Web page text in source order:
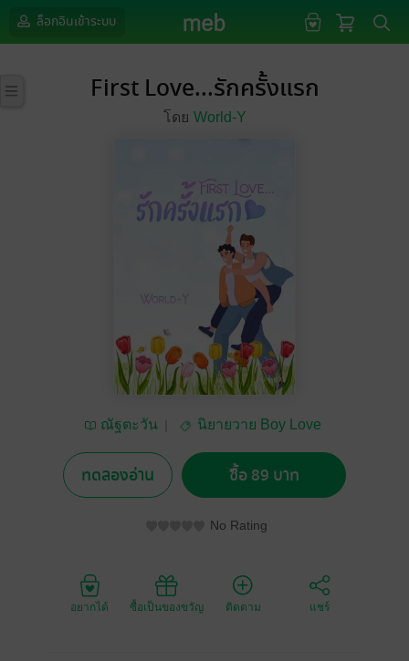
ล็อกอินเข้าระบบ
First Love...รักครั้งแรก
โดย World-Y
ณัฐตะวัน
นิยายวาย Boy Love
ทดลองอ่าน ซื้อ 89 บาท
No Rating
อยากได้ ซื้อเป็นของขวัญ ติดตาม แชร์